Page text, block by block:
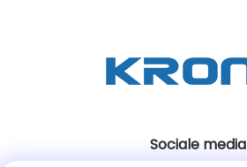
Sociale media